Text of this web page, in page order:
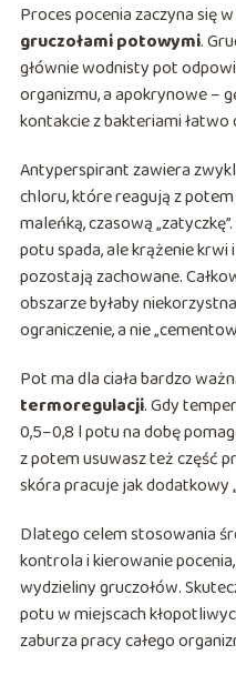
Proces pocenia zaczyna się
gruczołami potowymi.
głównie wodnisty pot
organizmu, a apokrynowe –
kontakcie z bakteriami
Antyperspirant zawiera
chloru, które reagują z
maleńką, czasową
potu spada, ale krążenie krwi
pozostają zachowane.
obszarze byłaby
ograniczenie, a nie
Pot ma dla ciała bardzo
termoregulacji. Gdy
0,5–0,8 l potu na dobę
z potem usuwasz też część
skóra pracuje jak dodatkowy
Dlatego celem stosowania
kontrola i kierowanie
wydzieliny gruczołów.
potu w miejscach
zaburza pracy całego